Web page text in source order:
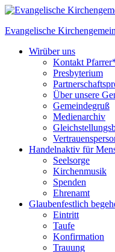
Skip
content
Evangelische
Wirüber uns
Kontakt
Presbyterium
Über unsere
Gemeindegruß
Medienarchiv
Handelnaktiv für
Seelsorge
Kirchenmusik
Spenden
Ehrenamt
Glaubenfestlich
Eintritt
Taufe
Konfirmation
Trauung